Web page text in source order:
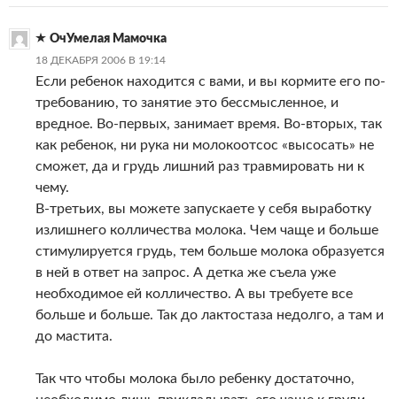
ОчУмелая Мамочка
18 ДЕКАБРЯ 2006 В 19:14
Если ребенок находится с вами, и вы кормите его по-
требованию, то занятие это бессмысленное, и
вредное. Во-первых, занимает время. Во-вторых, так
как ребенок, ни рука ни молокоотсос «высосать» не
сможет, да и грудь лишний раз травмировать ни к
чему.
В-третьих, вы можете запускаете у себя выработку
излишнего колличества молока. Чем чаще и больше
стимулируется грудь, тем больше молока образуется
в ней в ответ на запрос. А детка же съела уже
необходимое ей колличество. А вы требуете все
больше и больше. Так до лактостаза недолго, а там и
до мастита.
Так что чтобы молока было ребенку достаточно,